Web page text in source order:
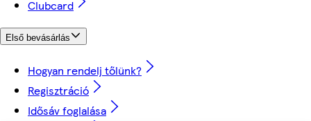
Clubcard
Első bevásárlás
Hogyan rendelj tőlünk?
Regisztráció
Idősáv foglalása